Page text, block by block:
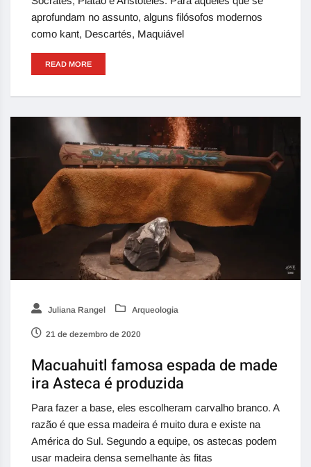
aprofundam no assunto, alguns filósofos modernos
como kant, Descartés, Maquiável
READ MORE
Juliana Rangel Arqueologia
21 de dezembro de 2020
Macuahuitl famosa espada de made
ira Asteca é produzida
Para fazer a base, eles escolheram carvalho branco. A
razão é que essa madeira é muito dura e existe na
América do Sul. Segundo a equipe, os astecas podem
usar madeira densa semelhante às fitas